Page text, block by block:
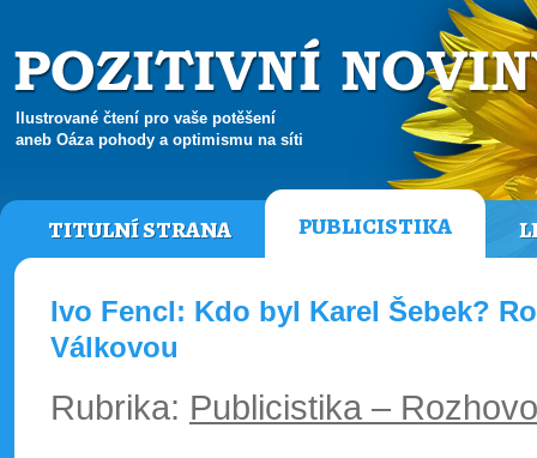
Ilustrované čtení pro vaše potěšení
aneb Oáza pohody a optimismu na síti
TITULNÍ STRANA PUBLICISTIKA
Ivo Fencl: Kdo byl Karel Šebek?
Válkovou
Rubrika: Publicistika –